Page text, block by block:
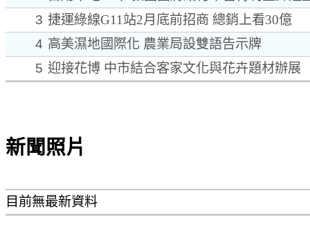
3 捷運綠線G11站2月底前招商 總銷上看30億
4 高美濕地國際化 農業局設雙語告示牌
5 迎接花博 中市結合客家文化與花卉題材辦展
新聞照片
目前無最新資料